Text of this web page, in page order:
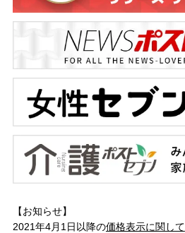
【お知らせ】
2021年4月1日以降の価格表示に関して